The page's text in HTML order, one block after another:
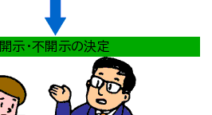
開示・不開示の決定